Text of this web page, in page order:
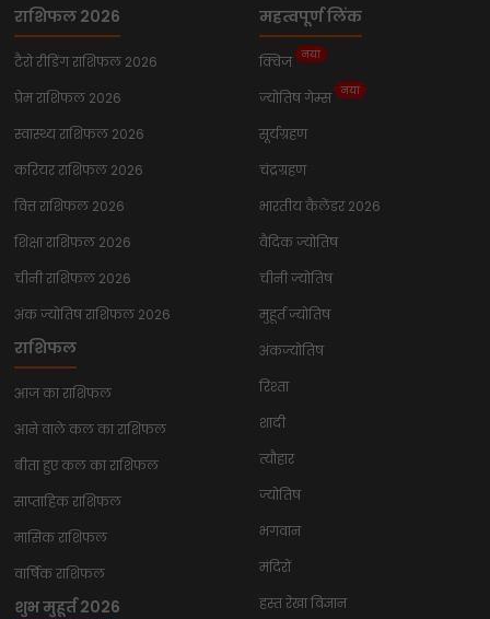
राशिफल 2026
टैरो रीडिंग राशिफल 2026
प्रेम राशिफल 2026
स्वास्थ्य राशिफल 2026
करियर राशिफल 2026
वित्त राशिफल 2026
शिक्षा राशिफल 2026
चीनी राशिफल 2026
अंक ज्योतिष राशिफल 2026
राशिफल
आज का राशिफल
आने वाले कल का राशिफल
बीता हुए कल का राशिफल
साप्ताहिक राशिफल
मासिक राशिफल
वार्षिक राशिफल
शुभ मुहूर्त 2026
महत्वपूर्ण लिंक
क्विज नया
ज्योतिष गेम्स नया
सूर्यग्रहण
चंद्रग्रहण
भारतीय कैलेंडर 2026
वैदिक ज्योतिष
चीनी ज्योतिष
मुहूर्त ज्योतिष
अंकज्योतिष
रिश्ता
शादी
त्यौहार
ज्योतिष
भगवान
मंदिरों
हस्त रेखा विज्ञान